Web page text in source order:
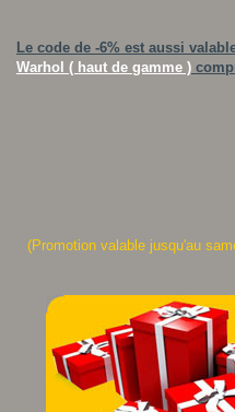
Le code de -6% est aussi
Warhol ( haut de gamme )
(Promotion valable jusqu'au